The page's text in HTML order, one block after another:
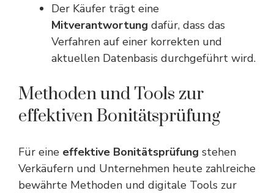
Der Käufer trägt eine
Mitverantwortung dafür, dass das
Verfahren auf einer korrekten und
aktuellen Datenbasis durchgeführt wird.
Methoden und Tools zur
effektiven Bonitätsprüfung
Für eine effektive Bonitätsprüfung stehen
Verkäufern und Unternehmen heute zahlreiche
bewährte Methoden und digitale Tools zur